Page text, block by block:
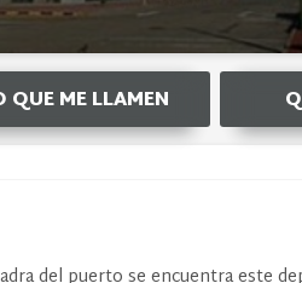
QUE ME LLAMEN